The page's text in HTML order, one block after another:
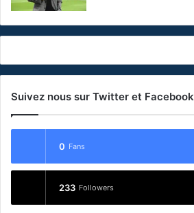
Suivez nous sur Twitter et Facebook
0 Fans
233 Followers